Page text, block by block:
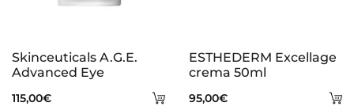
Añadir
Skinceuticals A.G.E.
Advanced Eye
115,00€
ESTHEDERM Excellage
crema 50ml
95,00€